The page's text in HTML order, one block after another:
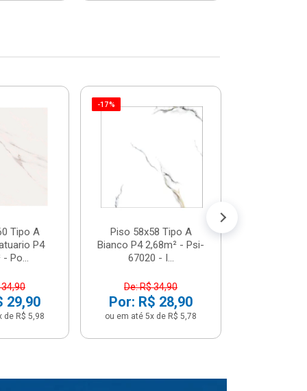
Tipo A
P4
- Po...
34,90
29,90
de R$ 5,98
-17%
Piso 58x58 Tipo A
Bianco P4 2,68m² - Psi-
67020 - I...
De: R$ 34,90
Por: R$ 28,90
ou em até 5x de R$ 5,78